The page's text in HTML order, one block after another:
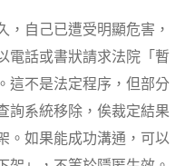
，自己已遭受明顯危害，
電話或書狀請求法院「暫
這不是法定程序，但部分
詢系統移除，俟裁定結果
。如果能成功溝通，可以